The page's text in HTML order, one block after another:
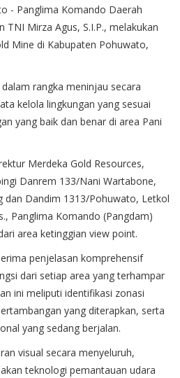
- Panglima Komando Daerah
Mirza Agus, S.I.P., melakukan
Mine di Kabupaten Pohuwato,
rangka meninjau secara
kelola lingkungan yang sesuai
yang baik dan benar di area Pani
Merdeka Gold Resources,
Danrem 133/Nani Wartabone,
dan Dandim 1313/Pohuwato, Letkol
Panglima Komando (Pangdam)
area ketinggian view point.
penjelasan komprehensif
dari setiap area yang terhampar
ini meliputi identifikasi zonasi
yang diterapkan, serta
yang sedang berjalan.
visual secara menyeluruh,
teknologi pemantauan udara